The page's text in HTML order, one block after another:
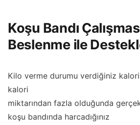
Koşu Bandı
Beslenme ile
Kilo verme durumu verdiğiniz kalori
kalori
miktarından fazla olduğunda
koşu bandında harcadığınız